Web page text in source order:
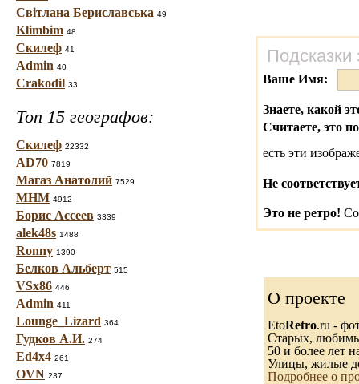
Світлана Бериславська 49
Klimbim 48
Скилеф 41
Admin 40
Crakodil 33
Топ 15 географов:
Скилеф 22332
AD70 7819
Магаз Анатолий 7529
МНМ 4912
Борис Ассеев 3339
alek48s 1488
Ronny 1390
Белков Альберт 515
VSx86 446
Admin 411
Lounge_Lizard 364
Гудков А.И. 274
Ed4x4 261
OVN 237
Подсказки
Ваше Имя:
Знаете, какой
Считаете, это
есть эти
Не
Это не ретро!
О проекте
EtoRetro.ru -
Старых,
50 и более лет
Улицы, жилые
Подробнее о